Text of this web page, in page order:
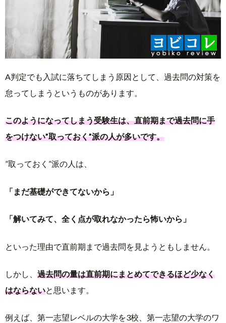
A判定でも入試に落ちてしまう原因として、過去問の対策を
怠ってしまうというものがあります。
このようになってしまう受験生は、直前期まで過去問に手
をつけない”取っておく”派の人が多いです。
”取っておく”派の人は、
「まだ基礎ができてないから」
「解いてみて、全く点が取れなかったら怖いから」
といった理由で直前期まで過去問を見ようともしません。
しかし、 過去問の量は直前期にまとめてできるほど少なく
はならないと思います。
例えば、第一志望レベルの大学を3校、第一志望の大学のワ